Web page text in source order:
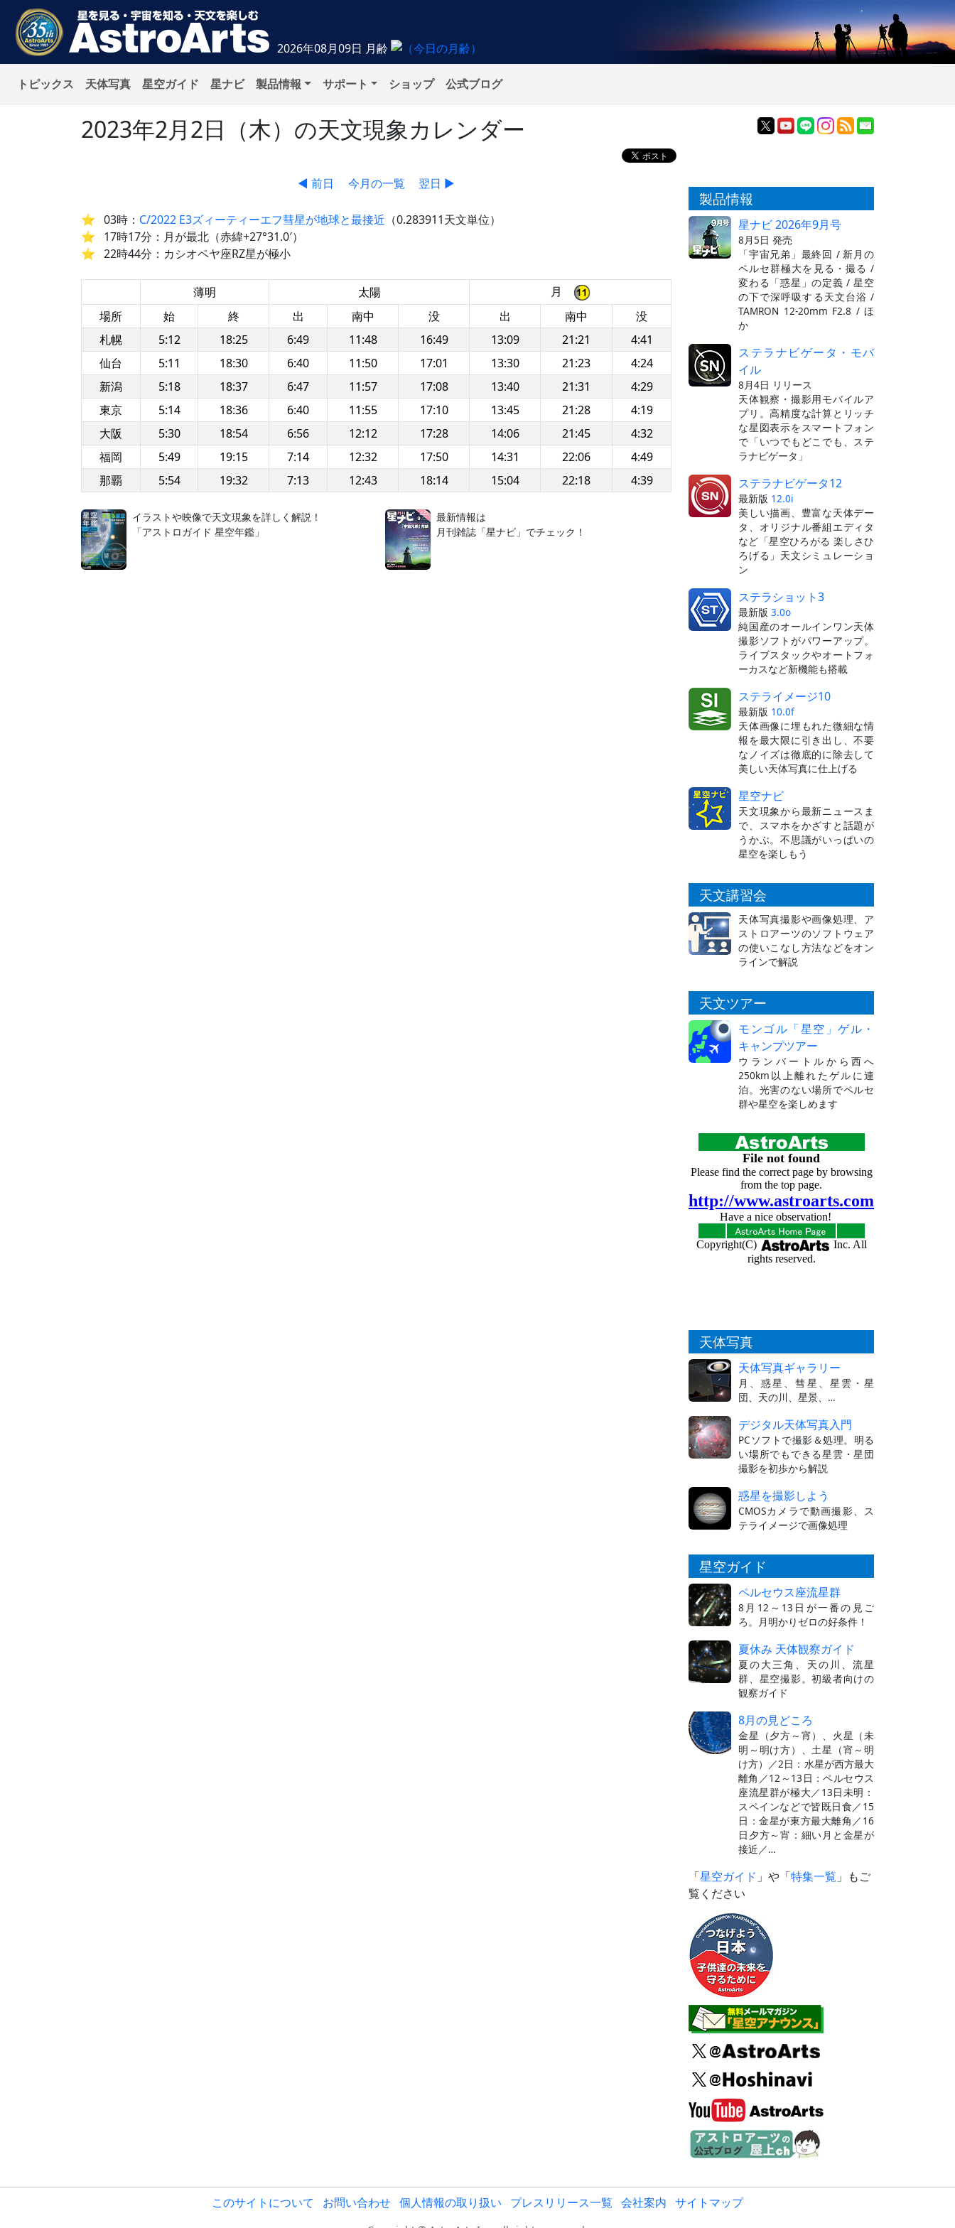
2026年08月09日 月齢
トピックス 天体写真 星空ガイド 星ナビ 製品情報 サポート ショップ 公式ブログ
2023年2月2日（木）の天文現象カレンダー
◀ 前日 今月の一覧 翌日 ▶
03時： C/2022 E3ズィーティーエフ彗星が地球と最接近 （0.283911天文単位）
17時17分：月が最北（赤緯+27°31.0′）
22時44分：カシオペヤ座RZ星が極小
薄明 太陽
月
場所
始 終 出 南中 没 出 南中
没
札幌
5:12 18:25 6:49 11:48 16:49 13:09 21:21
4:41
仙台
5:11 18:30 6:40 11:50 17:01 13:30 21:23
4:24
新潟
5:18 18:37 6:47 11:57 17:08 13:40 21:31
4:29
東京
5:14 18:36 6:40 11:55 17:10 13:45 21:28
4:19
大阪
5:30 18:54 6:56 12:12 17:28 14:06 21:45
4:32
福岡
5:49 19:15 7:14 12:32 17:50 14:31 22:06
4:49
那覇
5:54 19:32 7:13 12:43 18:14 15:04 22:18 4:39
イラストや映像で天文現象を詳しく解説！
「アストロガイド 星空年鑑」
最新情報は
月刊雑誌「星ナビ」でチェック！
製品情報
星ナビ 2026年9月号
8月5日 発売
「宇宙兄弟」最終回 / 新月の
ペルセ群極大を見る・撮る /
変わる「惑星」の定義 / 星空
の下で深呼吸する天文台浴 /
TAMRON 12-20mm F2.8 / ほ
か
ステラナビゲータ・モバ
イル
8月4日 リリース
天体観察・撮影用モバイルア
プリ。高精度な計算とリッチ
な星図表示をスマートフォン
で「いつでもどこでも、ステ
ラナビゲータ」
ステラナビゲータ12
最新版 12.0i
美しい描画、豊富な天体デー
タ、オリジナル番組エディタ
など「星空ひろがる 楽しさひ
ろげる」天文シミュレーショ
ン
ステラショット3
最新版 3.0o
純国産のオールインワン天体
撮影ソフトがパワーアップ。
ライブスタックやオートフォ
ーカスなど新機能も搭載
ステライメージ10
最新版 10.0f
天体画像に埋もれた微細な情
報を最大限に引き出し、不要
なノイズは徹底的に除去して
美しい天体写真に仕上げる
星空ナビ
天文現象から最新ニュースま
で、スマホをかざすと話題が
うかぶ。不思議がいっぱいの
星空を楽しもう
天文講習会
天体写真撮影や画像処理、ア
ストロアーツのソフトウェア
の使いこなし方法などをオン
ラインで解説
天文ツアー
モンゴル「星空」ゲル・
キャンプツアー
ウランバートルから西へ
250km以上離れたゲルに連
泊。光害のない場所でペルセ
群や星空を楽しめます
天体写真
天体写真ギャラリー
月、惑星、彗星、星雲・星
団、天の川、星景、…
デジタル天体写真入門
PCソフトで撮影＆処理。明る
い場所でもできる星雲・星団
撮影を初歩から解説
惑星を撮影しよう
CMOSカメラで動画撮影、ス
テライメージで画像処理
星空ガイド
ペルセウス座流星群
8月12～13日が一番の見ご
ろ。月明かりゼロの好条件！
夏休み 天体観察ガイド
夏の大三角、天の川、流星
群、星空撮影。初級者向けの
観察ガイド
8月の見どころ
金星（夕方～宵）、火星（未
明～明け方）、土星（宵～明
け方）／2日：水星が西方最大
離角／12～13日：ペルセウス
座流星群が極大／13日未明：
スペインなどで皆既日食／15
日：金星が東方最大離角／16
日夕方～宵：細い月と金星が
接近／…
「星空ガイド 」や「特集一覧 」もご
覧ください
このサイトについて お問い合わせ 個人情報の取り扱い プレスリリース一覧 会社案内 サイトマップ